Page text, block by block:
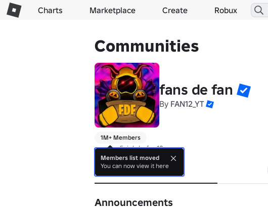
Charts Marketplace Create Robux
Communities
fans de fan
By FAN12_YT
1M+ Members
grupo oficial de fan12
About
Announcements
Members list moved
You can now view it here